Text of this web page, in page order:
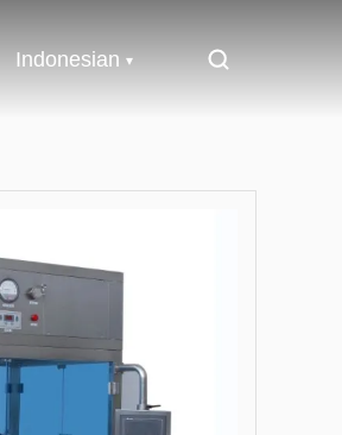
Indonesian